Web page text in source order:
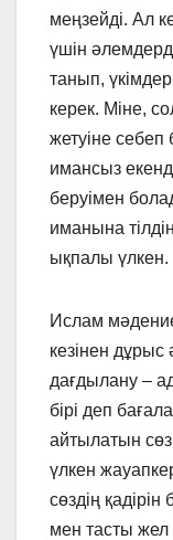
меңзейді. Ал
үшін
танып,
керек. Міне,
жетуіне
имансыз
беруімен
иманына
ықпалы үлкен.
Ислам
кезінен дұрыс
дағдылану –
бірі деп
айтылатын
үлкен
сөздің
мен тасты жел